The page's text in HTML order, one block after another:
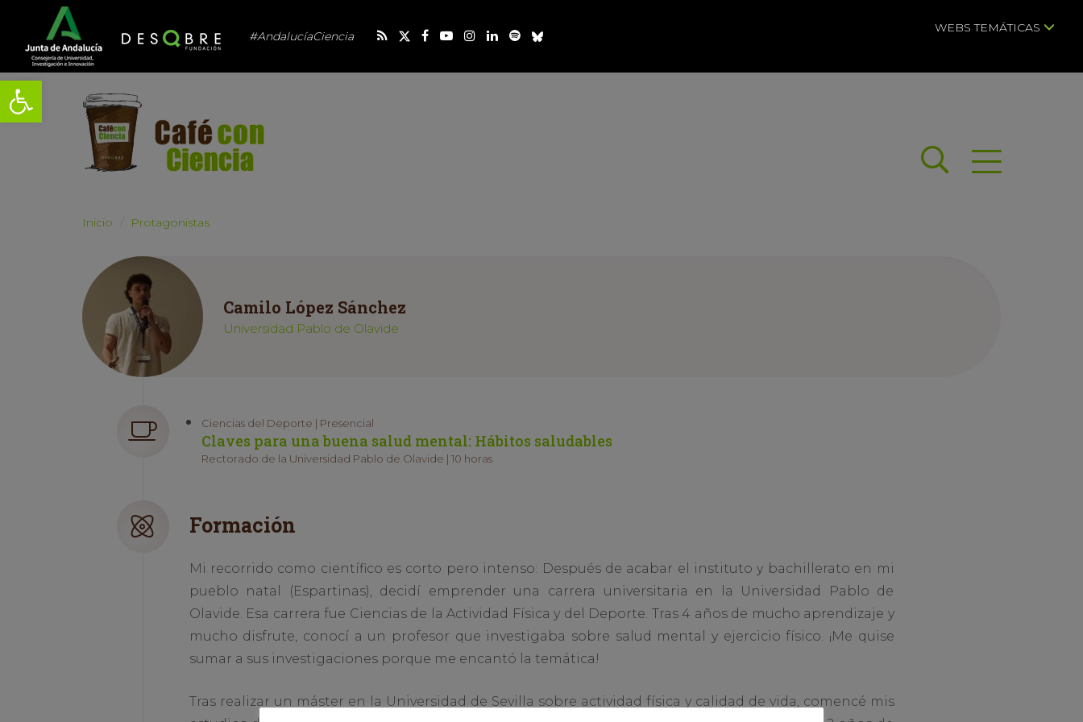
Abrir barra de herramientas
#AndalucíaCiencia
WEBS TEMÁTICAS
BuscarAbrir menú
Inicio Protagonistas
Camilo López Sánchez
Universidad Pablo de Olavide
Ciencias del Deporte | Presencial
Claves para una buena salud mental: Hábitos saludables
Rectorado de la Universidad Pablo de Olavide | 10 horas
Formación
Mi recorrido como científico es corto pero intenso: Después de acabar el instituto y bachillerato en mi
pueblo natal (Espartinas), decidí emprender una carrera universitaria en la Universidad Pablo de
Olavide. Esa carrera fue Ciencias de la Actividad Física y del Deporte. Tras 4 años de mucho aprendizaje y
mucho disfrute, conocí a un profesor que investigaba sobre salud mental y ejercicio físico. ¡Me quise
sumar a sus investigaciones porque me encantó la temática!
Tras realizar un máster en la Universidad de Sevilla sobre actividad física y calidad de vida, comencé mis